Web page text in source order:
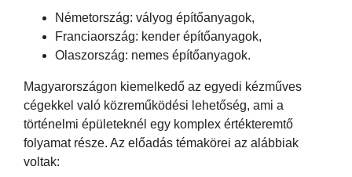
Németország: vályog építőanyagok,
Franciaország: kender építőanyagok,
Olaszország: nemes építőanyagok.
Magyarországon kiemelkedő az egyedi kézműves
cégekkel való közreműködési lehetőség, ami a
történelmi épületeknél egy komplex értékteremtő
folyamat része. Az előadás témakörei az alábbiak
voltak: